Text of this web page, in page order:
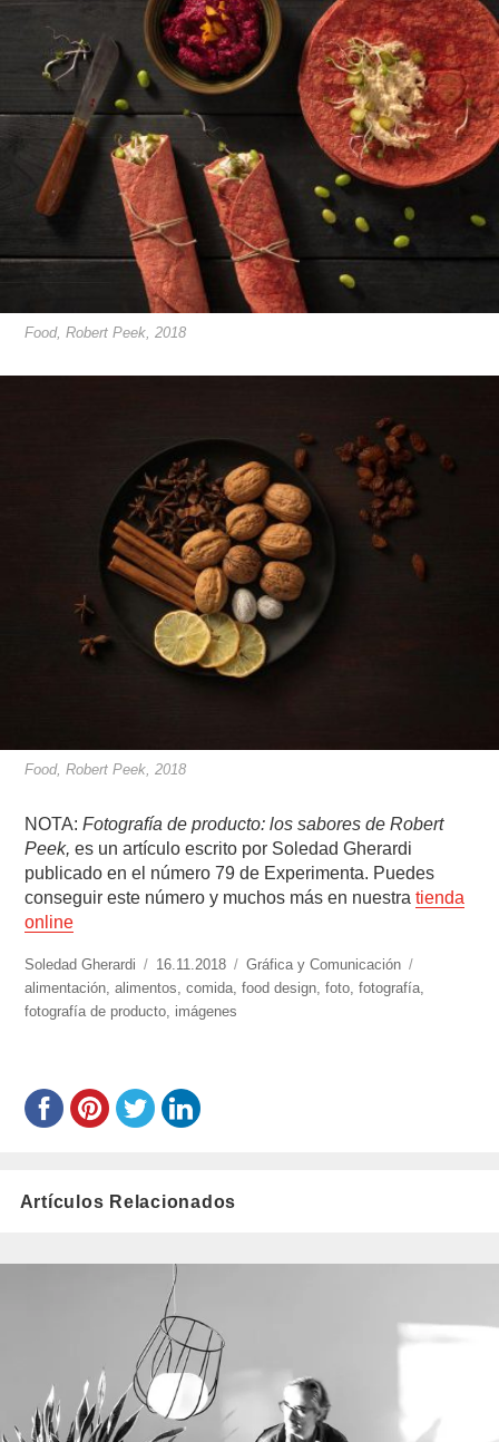
Food, Robert Peek, 2018
Food, Robert Peek, 2018
NOTA: Fotografía de producto: los sabores de Robert
Peek, es un artículo escrito por Soledad Gherardi
publicado en el número 79 de Experimenta. Puedes
conseguir este número y muchos más en nuestratienda
online
https://www.experimenta.es/author/soledad-
gherardi/
Soledad Gherardi
Publicado
el
16.11.2018 Categorías
Gráfica y Comunicación
alimentación,alimentos,comida,food design,foto,fotografía,
fotografía de producto, imágenes
Artículos Relacionados